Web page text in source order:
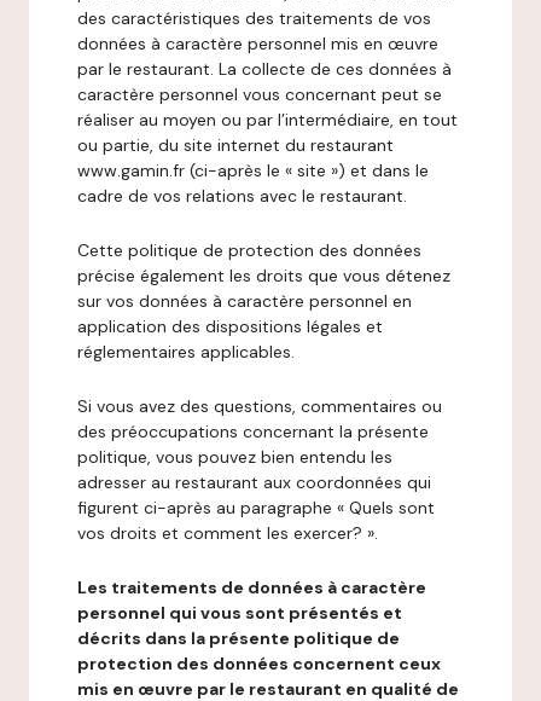
des caractéristiques des traitements de vos
données à caractère personnel mis en œuvre
par le restaurant. La collecte de ces données à
caractère personnel vous concernant peut se
réaliser au moyen ou par l’intermédiaire, en tout
ou partie, du site internet du restaurant
www.gamin.fr (ci-après le « site ») et dans le
cadre de vos relations avec le restaurant.
Cette politique de protection des données
précise également les droits que vous détenez
sur vos données à caractère personnel en
application des dispositions légales et
réglementaires applicables.
Si vous avez des questions, commentaires ou
des préoccupations concernant la présente
politique, vous pouvez bien entendu les
adresser au restaurant aux coordonnées qui
figurent ci-après au paragraphe « Quels sont
vos droits et comment les exercer? ».
Les traitements de données à caractère
personnel qui vous sont présentés et
décrits dans la présente politique de
protection des données concernent ceux
mis en œuvre par le restaurant en qualité de